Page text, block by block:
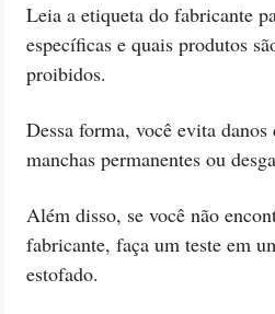
Leia a etiqueta do fabricante
específicas e quais produtos
proibidos.
Dessa forma, você evita danos
manchas permanentes ou
Além disso, se você não
fabricante, faça um teste em
estofado.